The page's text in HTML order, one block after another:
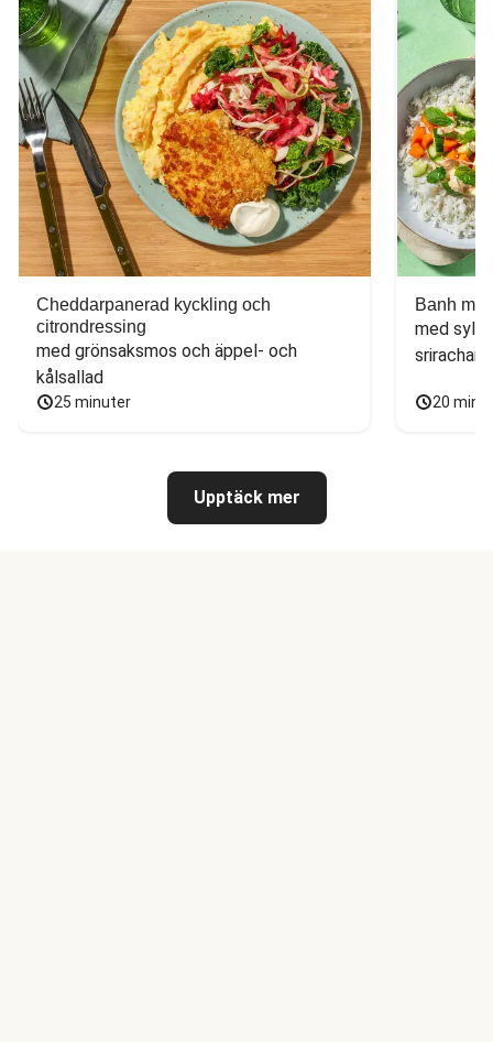
Cheddarpanerad kyckling och
citrondressing
med grönsaksmos och äppel- och
kålsallad
25 minuter
Banh mi-
med
20
Upptäck mer